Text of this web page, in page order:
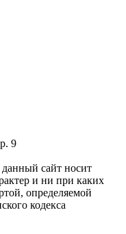
9
сайт носит
и ни при каких
определяемой
кодекса